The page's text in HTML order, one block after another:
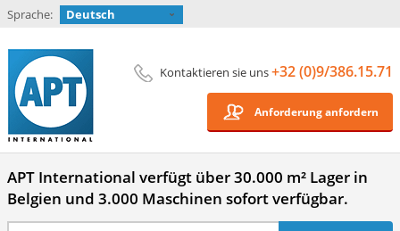
Sprache: Deutsch
Kontaktieren sie uns+32 (0)9/386.15.71
Anforderung anfordern
APT International verfügt über 30.000 m² Lager in
Belgien und 3.000 Maschinen sofort verfügbar.